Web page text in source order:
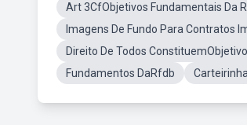
Art 3CfObjetivos Fundamentais Da
Imagens De Fundo Para Contratos
Direito De Todos
Fundamentos DaRfdb